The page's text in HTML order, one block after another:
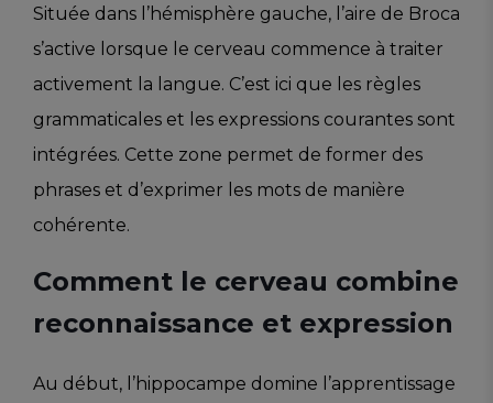
Située dans l’hémisphère gauche, l’aire de Broca
s’active lorsque le cerveau commence à traiter
activement la langue. C’est ici que les règles
grammaticales et les expressions courantes sont
intégrées. Cette zone permet de former des
phrases et d’exprimer les mots de manière
cohérente.
Comment le cerveau combine
reconnaissance et expression
Au début, l’hippocampe domine l’apprentissage